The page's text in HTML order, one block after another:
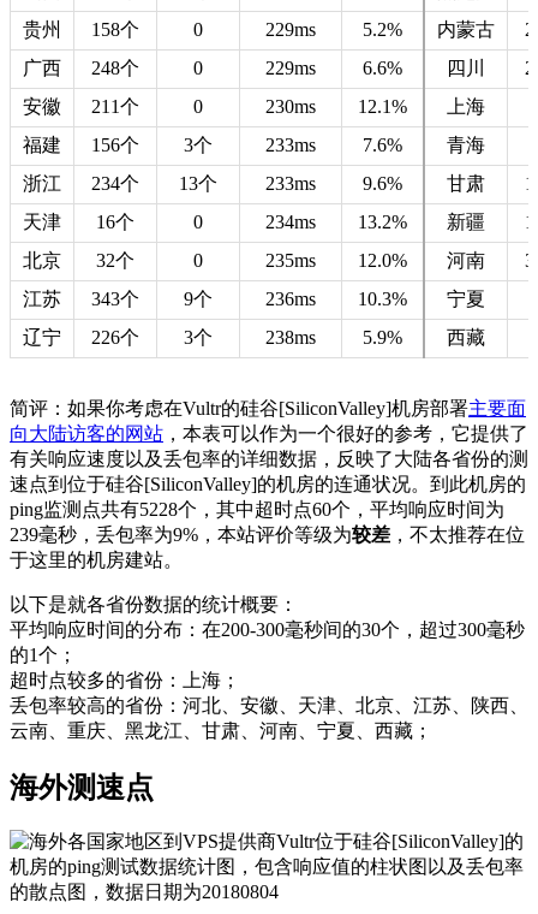
贵州
158个 0 229ms 5.2% 内蒙古
广西
248个 0 229ms 6.6% 四川
安徽
211个 0 230ms 12.1% 上海
福建
156个 3个 233ms 7.6% 青海
浙江
234个 13个 233ms 9.6% 甘肃
天津
16个 0 234ms 13.2% 新疆
北京
32个 0 235ms 12.0% 河南
江苏
343个 9个 236ms 10.3% 宁夏
辽宁
226个 3个 238ms 5.9% 西藏
简评：如果你考虑在Vultr的硅谷[SiliconValley]机房部署主要面
向大陆访客的网站 ，本表可以作为一个很好的参考，它提供了
有关响应速度以及丢包率的详细数据，反映了大陆各省份的测
速点到位于硅谷[SiliconValley]的机房的连通状况。到此机房的
ping监测点共有5228个，其中超时点60个，平均响应时间为
239毫秒，丢包率为9%，本站评价等级为较差 ，不太推荐在位
于这里的机房建站。
以下是就各省份数据的统计概要：
平均响应时间的分布：在200-300毫秒间的30个，超过300毫秒
的1个；
超时点较多的省份：上海；
丢包率较高的省份：河北、安徽、天津、北京、江苏、陕西、
云南、重庆、黑龙江、甘肃、河南、宁夏、西藏；
海外测速点